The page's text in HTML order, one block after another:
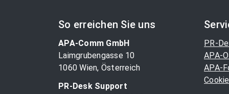
So erreichen Sie uns
APA-Comm GmbH
Laimgrubengasse 10
1060 Wien, Österreich
PR-Desk Support
PR-
APA-
APA-